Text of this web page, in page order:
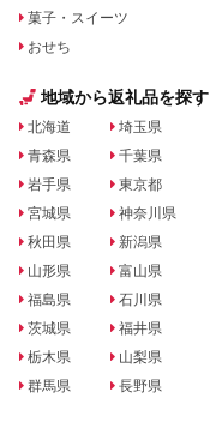
菓子・スイーツ
おせち
地域から返礼品を探す
北海道
青森県
岩手県
宮城県
秋田県
山形県
福島県
茨城県
栃木県
群馬県
埼玉県
千葉県
東京都
神奈川県
新潟県
富山県
石川県
福井県
山梨県
長野県